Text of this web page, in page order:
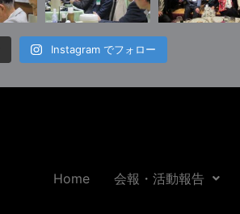
Instagram でフォロー
Home 会報・活動報告